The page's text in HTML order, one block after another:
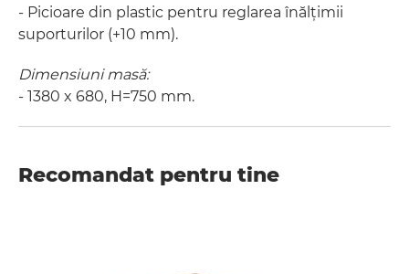
- Picioare din plastic pentru reglarea înălțimii
suporturilor (+10 mm).
Dimensiuni masă:
- 1380 x 680, H=750 mm.
Recomandat pentru tine